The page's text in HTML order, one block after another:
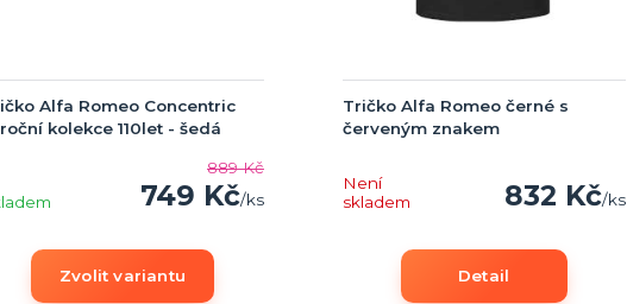
Alfa Romeo Concentric
kolekce 110let - šedá
889 Kč
749 Kč/ks
Zvolit variantu
Tričko Alfa Romeo černé s
červeným znakem
832 Kč/ks
Není
skladem
Detail